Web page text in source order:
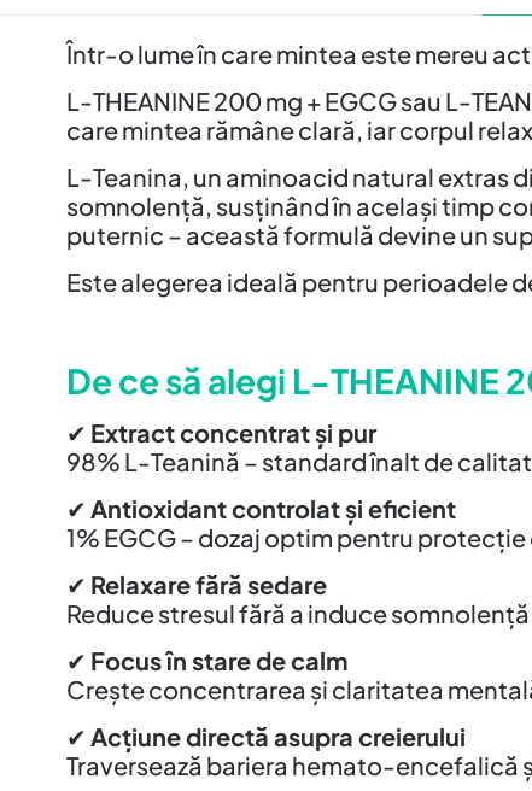
Într-o lume în care mintea este mereu
L-THEANINE 200 mg + EGCG sau L-
care mintea rămâne clară, iar corpul
L-Teanina, un aminoacid natural extras
somnolență, susținând în același timp
puternic – această formulă devine un
Este alegerea ideală pentru perioadele
De ce să alegi L-THEANINE
✔ Extract concentrat și pur
98% L-Teanină – standard înalt de
✔ Antioxidant controlat și eficient
1% EGCG – dozaj optim pentru
✔ Relaxare fără sedare
Reduce stresul fără a induce
✔ Focus în stare de calm
Crește concentrarea și claritatea
✔ Acțiune directă asupra creierului
Traversează bariera hemato-